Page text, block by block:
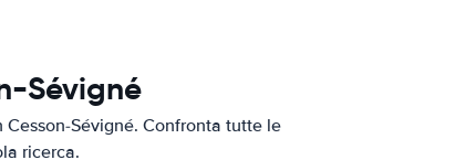
Sévigné
Sévigné. Confronta tutte le
ricerca.